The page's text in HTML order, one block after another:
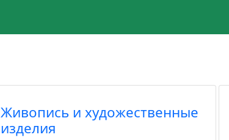
Живопись и художественные
изделия